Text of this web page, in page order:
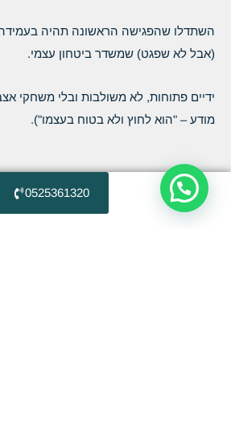
השתדלו שהפגישה הראשונה תהיה
(אבל לא שפגט) שמשדר ביטחון עצמי.
ידיים פתוחות, לא משולבות ובלי משחקי
מודע – "הוא לחוץ ולא בטוח בעצמו").
0525361320